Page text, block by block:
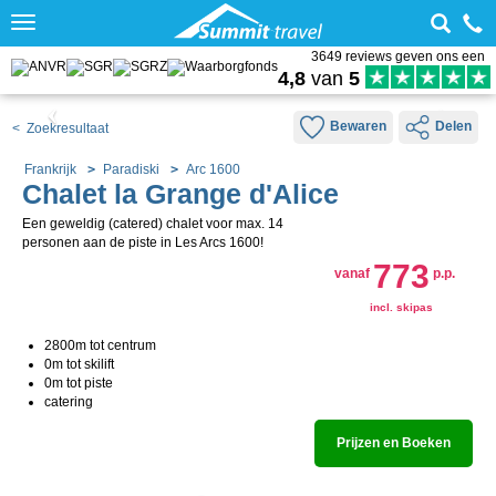
Toggle
3649 reviews geven ons een
4,8 van 5
< Zoekresultaat Bewaren Delen
Frankrijk Paradiski Arc 1600
Chalet la Grange d'Alice
Een geweldig (catered) chalet voor max. 14
personen aan de piste in Les Arcs 1600!
vanaf 773 p.p.
incl. skipas
2800m tot centrum
0m tot skilift
0m tot piste
catering
Prijzen en Boeken